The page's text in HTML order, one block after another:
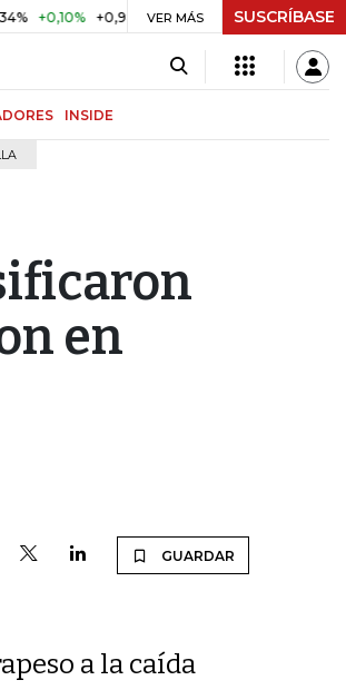
+0,98% UVR $ 417,01 +$ 0,05 +0,01%
VER MÁS SUSCRÍBASE
INSIDE
en
GUARDAR
a la caída